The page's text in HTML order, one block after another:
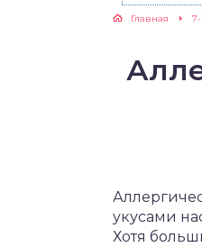
Главная 7-
укусами
Хотя